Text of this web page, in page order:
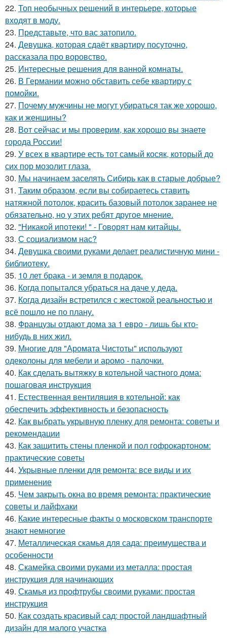
22. Топ необычных решений в интерьере, которые
входят в моду.
23. Представьте, что вас затопило.
24. Девушка, которая сдаёт квартиру посуточно,
рассказала про воровство.
25. Интересные решения для ванной комнаты.
26. В Германии можно обставить себе квартиру с
помойки.
27. Почему мужчины не могут убираться так же хорошо,
как и женщины?
28. Вот сейчас и мы проверим, как хорошо вы знаете
города России!
29. У всех в квартире есть тот самый косяк, который до
сих пор мозолит глаза.
30. Мы начинаем заселять Сибирь как в старые добрые?
31. Таким образом, если вы собираетесь ставить
натяжной потолок, красить базовый потолок заранее не
обязательно, но у этих ребят другое мнение.
32. "Никакой ипотеки! " - Говорят нам китайцы.
33. С социализмом нас?
34. Девушка своими руками делает реалистичную мини -
библиотеку.
35. 10 лет брака - и земля в подарок.
36. Когда попытался убраться на даче у деда.
37. Когда дизайн встретился с жестокой реальностью и
всё пошло не по плану.
38. Французы отдают дома за 1 евро - лишь бы кто-
нибудь в них жил.
39. Многие для "Аромата Чистоты" используют
одеколоны для мебели и аромо - палочки.
40. Как сделать вытяжку в котельной частного дома:
пошаговая инструкция
41. Естественная вентиляция в котельной: как
обеспечить эффективность и безопасность
42. Как выбрать укрывную пленку для ремонта: советы и
рекомендации
43. Как защитить стены пленкой и пол гофрокартоном:
практические советы
44. Укрывные пленки для ремонта: все виды и их
применение
45. Чем закрыть окна во время ремонта: практические
советы и лайфхаки
46. Какие интересные факты о московском транспорте
знают немногие
47. Металлическая скамья для сада: преимущества и
особенности
48. Скамейка своими руками из металла: простая
инструкция для начинающих
49. Скамья из профтрубы своими руками: простая
инструкция
50. Как создать красивый сад: простой ландшафтный
дизайн для малого участка